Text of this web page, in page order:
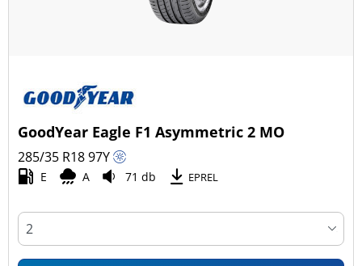
GoodYear Eagle F1 Asymmetric 2 MO
285/35 R1897Y
E A 71 db EPREL